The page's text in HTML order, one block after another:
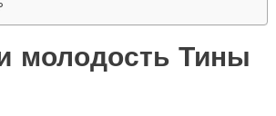
молодость Тины